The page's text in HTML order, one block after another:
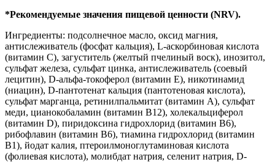
*Рекомендуемые значения пищевой ценности (NRV).
Ингредиенты: подсолнечное масло, оксид магния,
антислеживатель (фосфат кальция), L-аскорбиновая кислота
(витамин С), загуститель (желтый пчелиный воск), инозитол,
сульфат железа, сульфат цинка, антислеживатель (соевый
лецитин), D-альфа-токоферол (витамин Е), никотинамид
(ниацин), D-пантотенат кальция (пантотеновая кислота),
сульфат марганца, ретинилпальмитат (витамин А), сульфат
меди, цианокобаламин (витамин B12), холекальциферол
(витамин D), пиридоксина гидрохлорид (витамин B6),
рибофлавин (витамин B6), тиамина гидрохлорид (витамин
B1), йодат калия, птероилмоноглутаминовая кислота
(фолиевая кислота), молибдат натрия, селенит натрия, D-